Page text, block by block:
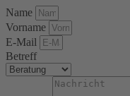
Name
Vorname
E-Mail
Betreff